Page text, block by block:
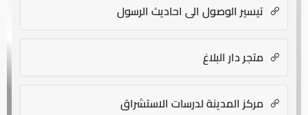
تيسير الوصول الى احاديث الرسول
متجر دار البلاغ
مركز المدينة لدرسات الاستشراق